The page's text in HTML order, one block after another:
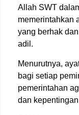
Allah SWT
memerintahkan
yang berhak
adil.
Menurutnya,
bagi setiap
pemerintahan
dan